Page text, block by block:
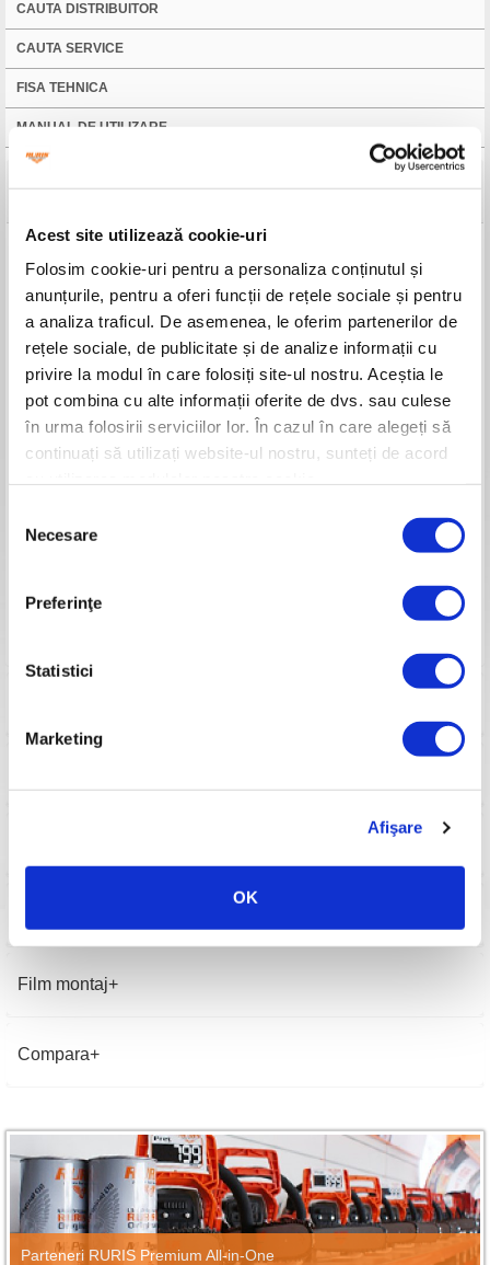
Acest site utilizează cookie-uri
Folosim cookie-uri pentru a personaliza conținutul și
anunțurile, pentru a oferi funcții de rețele sociale și pentru
a analiza traficul. De asemenea, le oferim partenerilor de
rețele sociale, de publicitate și de analize informații cu
privire la modul în care folosiți site-ul nostru. Aceștia le
pot combina cu alte informații oferite de dvs. sau culese
în urma folosirii serviciilor lor. În cazul în care alegeți să
continuați să utilizați website-ul nostru, sunteți de acord
consimțământului
Necesare
Preferinţe
Statistici
Marketing
Afişare
OK
CAUTA DISTRIBUITOR
CAUTA SERVICE
FISA TEHNICA
MANUAL DE UTILIZARE
Detalii tehnice
Motor
Ciclu de funcționare
2 timpi
Putere motor
2.5 CP
Sistem de aprindere
Electronic
Pornire
Manuală
Combustibil
Amestec carburant
Rezervor benzină
550 ml
Amestec carburant
25 ml ulei/ litru de benzină
Lungime șină
380 mm
0.325’’ 1.5 RS33
Da
Greutate
6.4 kg
Film montaj
Compara
Parteneri RURIS Premium All-in-One